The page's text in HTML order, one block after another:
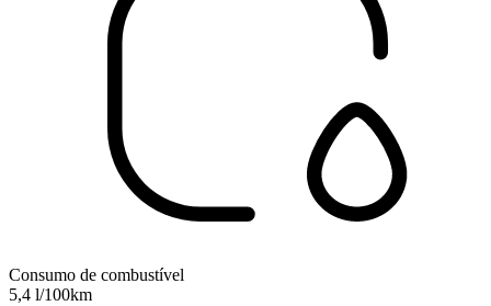
Consumo de combustível
5,4 l/100km